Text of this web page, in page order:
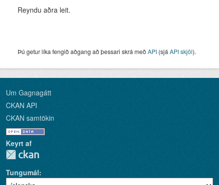
Reyndu aðra leit.
Þú getur líka fengið aðgang að þessari skrá meðAPI (sjá API skjöl).
Um Gagnagátt
CKAN API
CKAN samtökin
Keyrt af
Tungumál